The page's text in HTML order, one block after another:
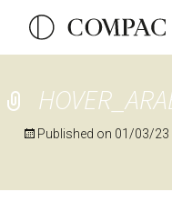
Published on 01/03/23